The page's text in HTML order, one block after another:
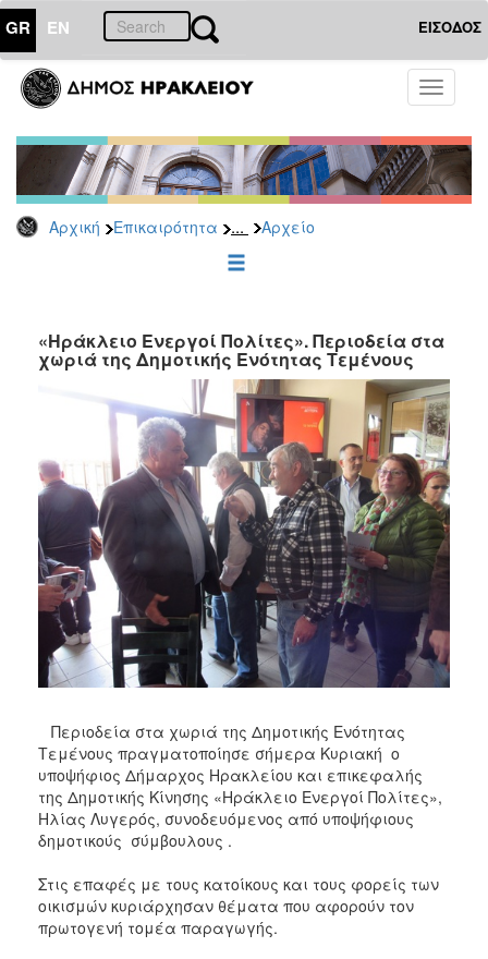
GR EN ΕΙΣΟΔΟΣ
Toggle
Αρχική Επικαιρότητα ... Αρχείο
ΕΠΙΚΑΙΡΟΤΗΤΑ
Παρατάξεις
Αρχείο
ΕΠΙΣΚΕΠΤΗΣ
«Ηράκλειο Ενεργοί Πολίτες». Περιοδεία στα
χωριά της Δημοτικής Ενότητας Τεμένους
Περιοδεία στα χωριά της Δημοτικής Ενότητας
Τεμένους πραγματοποίησε σήμερα Κυριακή ο
υποψήφιος Δήμαρχος Ηρακλείου και επικεφαλής
της Δημοτικής Κίνησης «Ηράκλειο Ενεργοί Πολίτες»,
Ηλίας Λυγερός, συνοδευόμενος από υποψήφιους
δημοτικούς σύμβουλους .
Στις επαφές με τους κατοίκους και τους φορείς των
οικισμών κυριάρχησαν θέματα που αφορούν τον
πρωτογενή τομέα παραγωγής.